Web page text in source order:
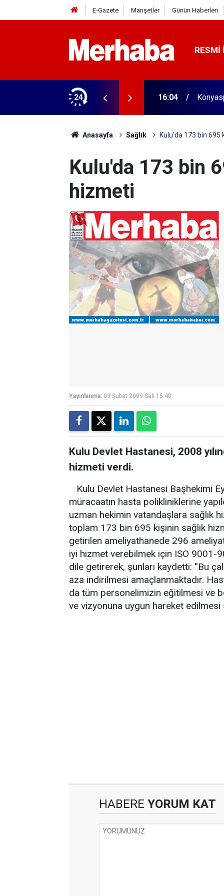
E-Gazete Manşetler Günün Haberleri
RESMI
24
313 beygir motoru var 16:04
Anasayfa Sağlık Kulu'da 173 bin 695
Kulu'da 173 bin
hizmeti
Yayınlanma: 03 Şubat 2009 Salı 15:40
Kulu Devlet Hastanesi, 2008
hizmeti verdi.
Kulu Devlet Hastanesi Başhekimi
müracaatın hasta polikliniklerine
uzman hekimin vatandaşlara sağlık
toplam 173 bin 695 kişinin sağlık
getirilen ameliyathanede 296
iyi hizmet verebilmek için ISO 9001-
dile getirerek, şunları kaydetti: ''Bu
aza indirilmesi amaçlanmaktadır.
da tüm personelimizin eğitilmesi ve
ve vizyonuna uygun hareket
HABERE YORUM KAT